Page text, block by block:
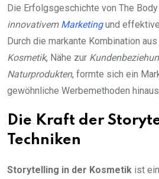
Die Erfolgsgeschichte von The
innovativem Marketingund
Durch die markante Kombination aus
Kosmetik, Nähe zur
Naturprodukten, formte sich ein
gewöhnliche Werbemethoden
Die Kraft der
Techniken
Storytelling in der Kosmetik ist